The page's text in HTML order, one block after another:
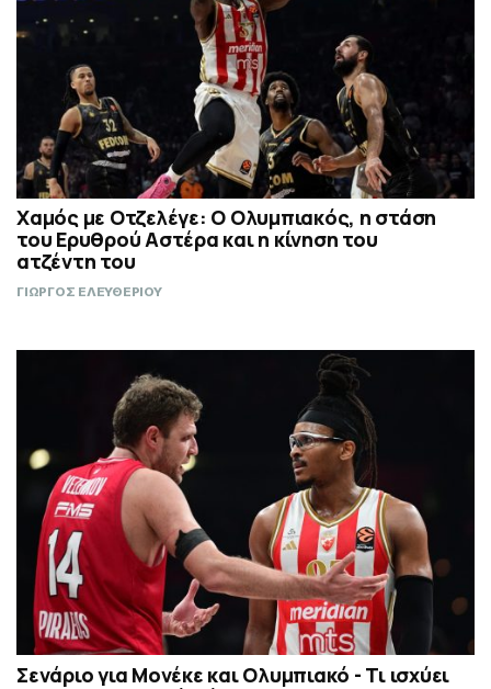
Χαμός με Οτζελέγε: Ο Ολυμπιακός, η στάση
του Ερυθρού Αστέρα και η κίνηση του
ατζέντη του
ΓΙΩΡΓΟΣ ΕΛΕΥΘΕΡΙΟΥ
Σενάριο για Μονέκε και Ολυμπιακό - Τι ισχύει